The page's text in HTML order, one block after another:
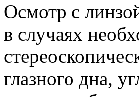
Осмотр с
в случаях
глазного дна,